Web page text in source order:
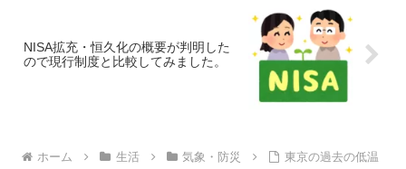
NISA拡充・恒久化の概要が判明した
ので現行制度と比較してみました。
ホーム 生活 気象・防災
東京の過去の低温